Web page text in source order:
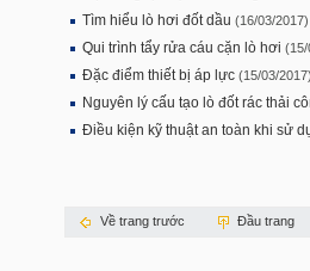
Tìm hiểu lò hơi đốt dầu (16/03/2017)
Qui trình tẩy rửa cáu cặn lò hơi (15/
Đặc điểm thiết bị áp lực (15/03/
Nguyên lý cấu tạo lò đốt rác thải
Điều kiện kỹ thuật an toàn khi sử
Về trang trước Đầu trang